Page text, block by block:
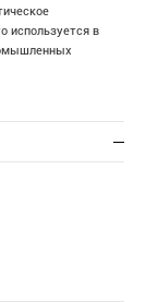
используется в